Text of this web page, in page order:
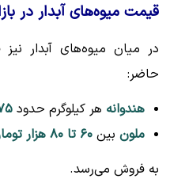
قیمت میوه‌های آبدار در
در میان میوه‌های آبدار
حاضر:
هندوانه هر کیلوگرم حدود ۷۵ هزار
ملون بین ۶۰ تا ۸۰ هزار تومان
به فروش می‌رسد.